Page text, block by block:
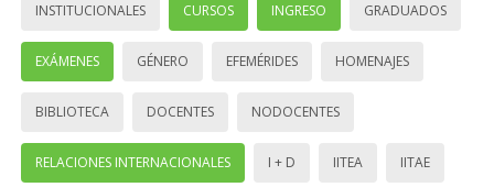
INSTITUCIONALES CURSOS INGRESO GRADUADOS
EXÁMENES GÉNERO EFEMÉRIDES HOMENAJES
BIBLIOTECA DOCENTES NODOCENTES
RELACIONES INTERNACIONALES I + D IITEA IITAE